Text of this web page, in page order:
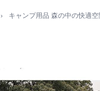
› キャンプ用品 森の中の快適